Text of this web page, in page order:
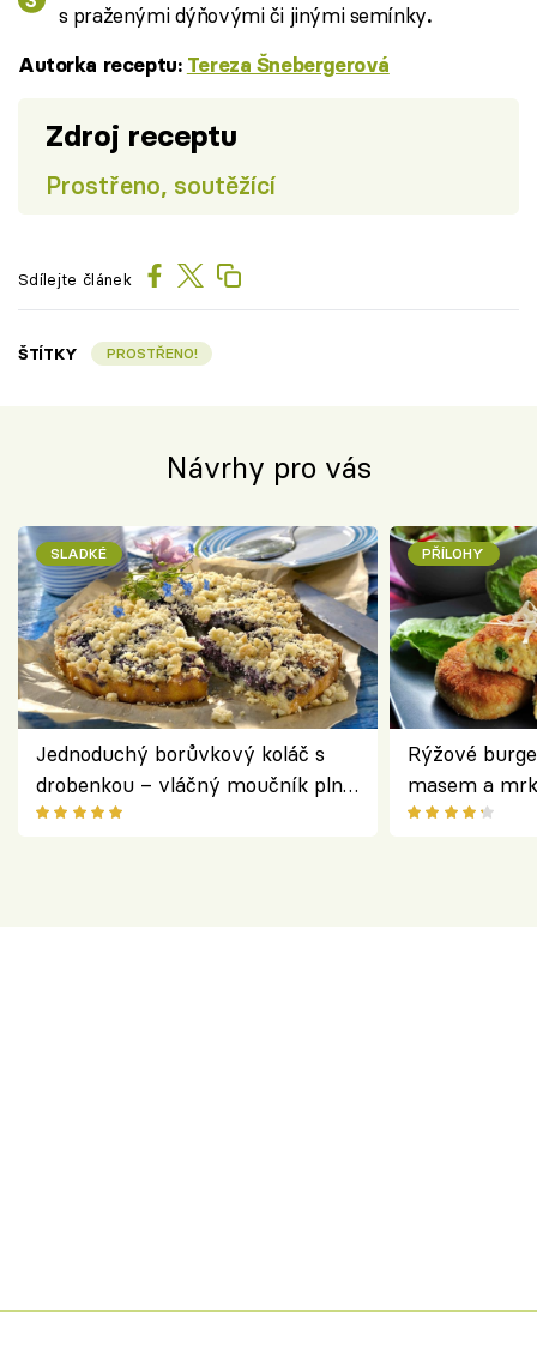
s praženými dýňovými či jinými semínky.
Autorka receptu: Tereza Šnebergerová
Zdroj receptu
Prostřeno, soutěžící
Sdílejte článek
ŠTÍTKY PROSTŘENO!
Návrhy pro vás
SLADKÉ
Jednoduchý borůvkový koláč s
drobenkou – vláčný moučník plný
ovoce
PŘÍLOHY
Rýžové
masem a
salátem –